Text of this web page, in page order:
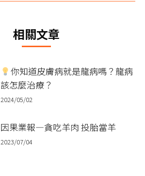
章：
相關文章
你知道皮膚病就是龍病嗎？龍病
該怎麼治療？
2024/05/02
因果業報—貪吃羊肉 投胎當羊
2023/07/04